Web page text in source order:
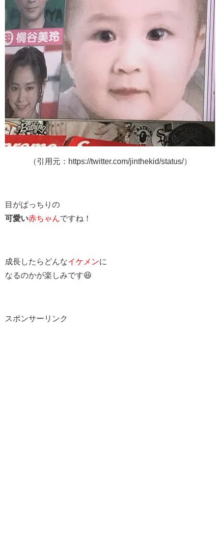
（引用元：https://twitter.com/jinthekid/status/）
目がぱっちりの
可愛い赤ちゃん ですね！
成長したらどんなイケメンに
なるのかが楽しみです😆
スポンサーリンク